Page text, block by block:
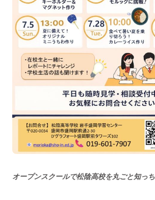
オープンスクールで松陰高校を丸ごと知っ